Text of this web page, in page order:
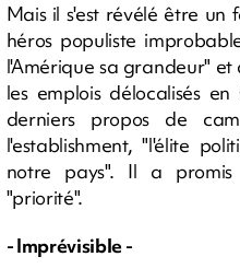
Mais il s'est révélé être
héros populiste
l'Amérique sa grandeur"
les emplois délocalisés
derniers propos de
l'establishment, "l'élite
notre pays". Il a
"priorité".
- Imprévisible -